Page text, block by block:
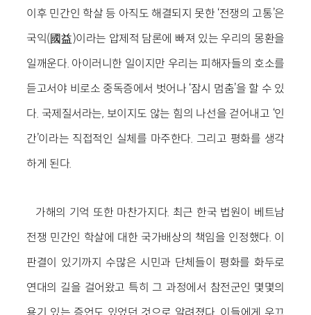
이후 민간인 학살 등 아직도 해결되지 못한 ‘전쟁의 고통’은
국익(國益)이라는 압제적 담론에 빠져 있는 우리의 몽환을
일깨운다. 아이러니한 일이지만 우리는 피해자들의 호소를
듣고서야 비로소 중독증에서 벗어나 ‘잠시 멈춤’을 할 수 있
다. 국제질서라는, 보이지도 않는 힘의 나선을 걷어내고 ‘인
간’이라는 직접적인 실체를 마주한다. 그리고 평화를 생각
하게 된다.
가해의 기억 또한 마찬가지다. 최근 한국 법원이 베트남
전쟁 민간인 학살에 대한 국가배상의 책임을 인정했다. 이
판결이 있기까지 수많은 시민과 단체들이 평화를 화두로
연대의 길을 걸어왔고 특히 그 과정에서 참전군인 몇몇의